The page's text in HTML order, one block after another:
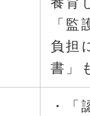
「
負担
書」
・「